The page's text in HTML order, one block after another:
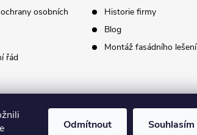
Odmítnout Souhlasím
osobních
řád
Historie firmy
Blog
Montáž fasádního lešení